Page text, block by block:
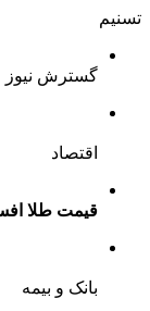
تسنیم
گسترش نیوز
اقتصاد
قیمت طلا افسار
بانک و بیمه